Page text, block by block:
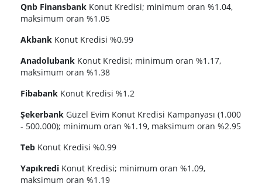
Qnb Finansbank Konut Kredisi; minimum oran %1.04,
maksimum oran %1.05
Akbank Konut Kredisi %0.99
Anadolubank Konut Kredisi; minimum oran %1.17,
maksimum oran %1.38
Fibabank Konut Kredisi %1.2
Şekerbank Güzel Evim Konut Kredisi Kampanyası (1.000
- 500.000); minimum oran %1.19, maksimum oran %2.95
Teb Konut Kredisi %0.99
Yapıkredi Konut Kredisi; minimum oran %1.09,
maksimum oran %1.19